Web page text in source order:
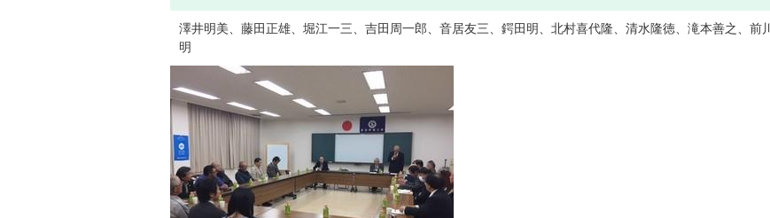
澤井明美、藤田正雄、堀江一三、吉田周一郎、音居友三、鍔田明、北村喜代隆、清水隆徳、滝本善之、前川
明